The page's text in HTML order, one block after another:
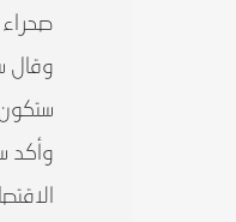
وقال
ستكون
وأكد